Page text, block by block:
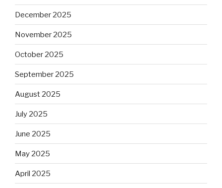
December 2025
November 2025
October 2025
September 2025
August 2025
July 2025
June 2025
May 2025
April 2025